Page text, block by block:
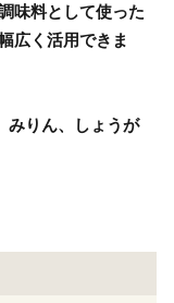
味料として使った
広く活用できま
みりん、しょうが